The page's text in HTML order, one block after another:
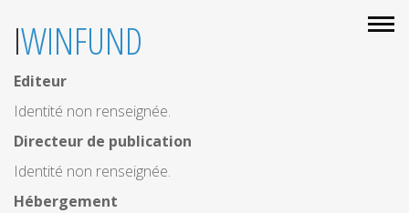
IWINFUND
Editeur
Identité non renseignée.
Directeur de publication
Identité non renseignée.
Hébergement